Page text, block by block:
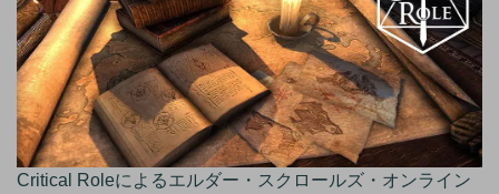
Critical Roleによるエルダー・スクロールズ・オンライン